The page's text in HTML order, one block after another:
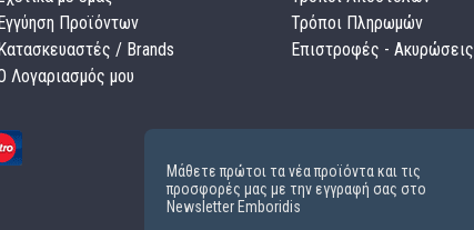
Προϊόντων
/ Brands
Λογαριασμός μου
Τρόποι Πληρωμών
Επιστροφές - Ακυρώσεις
Μάθετε πρώτοι τα νέα προϊόντα και τις
προσφορές μας με την εγγραφή σας στο
Newsletter Emboridis